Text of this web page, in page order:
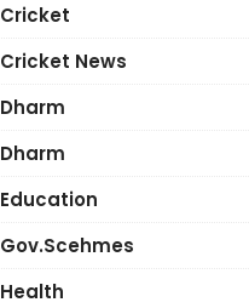
Cricket
Cricket News
Dharm
Dharm
Education
Gov.scehmes
Health